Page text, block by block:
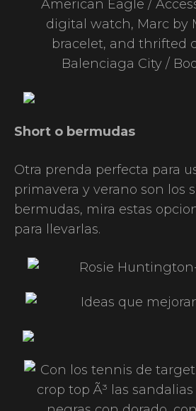
Short o bermudas
Otra prenda perfecta para
primavera y verano son los
bermudas, mira estas
para llevarlas.